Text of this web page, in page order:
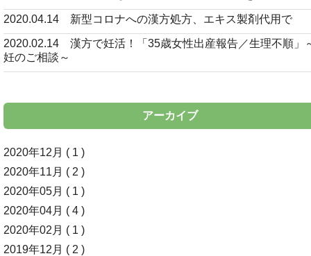
2020.04.14 新型コロナへの漢方処方、エキス製剤代用で
2020.02.14 漢方で妊活！「35歳女性出産報告／生理不順」
妊のご相談～
アーカイブ
2020年12月 ( 1 )
2020年11月 ( 2 )
2020年05月 ( 1 )
2020年04月 ( 4 )
2020年02月 ( 1 )
2019年12月 ( 2 )